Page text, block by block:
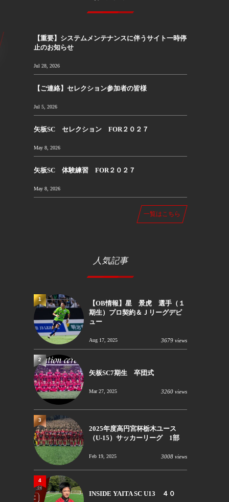
【重要】システムメンテナンスに伴うサイト一時停
止のお知らせ
Jul 28, 2026
【ご連絡】セレクション参加者の皆様
Jul 5, 2026
矢板SC セレクション FOR２０２７
May 8, 2026
矢板SC 体験練習 FOR２０２７
May 8, 2026
一覧はこちら
人気記事
【OB情報】星 景虎 選手（１
期生）プロ契約＆Ｊリーグデビ
ュー
Aug 17, 2025 3679 views
1
矢板SC7期生 卒団式
Mar 27, 2025 3260 views
2
2025年度高円宮杯栃木ユース
（U-15）サッカーリーグ 1部
Feb 19, 2025 3008 views
3
INSIDE YAITA SC U13 ４０
4